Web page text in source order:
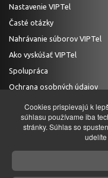
Nastavenie VIPTel
Časté otázky
Nahrávanie súborov VIPTel
Ako vyskúšať VIPTel
Spolupráca
Ochrana osobných údajov
TECHNICKÁ PODPORA
+421 (0)2 20 28 20 29
Cookies prispievajú k
súhlasu používame iba
stránky. Súhlas so